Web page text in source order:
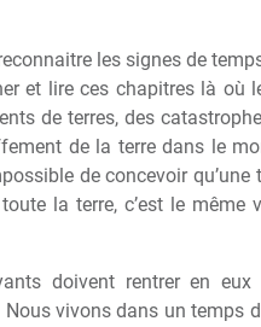
les signes de
et lire ces chapitres là où
de terres, des
de la terre dans le
de concevoir qu’une
la terre, c’est le même
doivent rentrer en
Nous vivons dans un temps